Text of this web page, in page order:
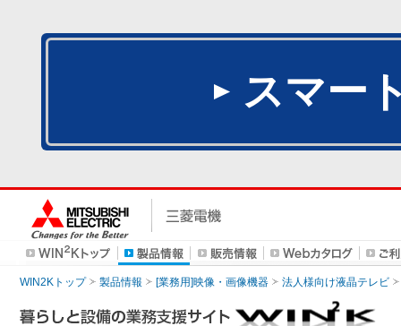
スマー
WIN2Kトップ 製品情報 [業務用]映像・画像機器 法人様向け液晶テレビ